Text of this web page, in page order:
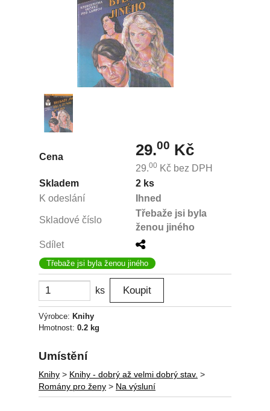
Cena 29.00 Kč
29.00 Kč bez DPH
Skladem
2 ks
K odeslání
Ihned
Skladové číslo
Třebaže jsi byla
ženou jiného
Sdílet
Třebaže jsi byla ženou jiného
ks
Výrobce: Knihy
Hmotnost: 0.2 kg
Umístění
Knihy > Knihy - dobrý až velmi dobrý stav. >
Romány pro ženy > Na výsluní